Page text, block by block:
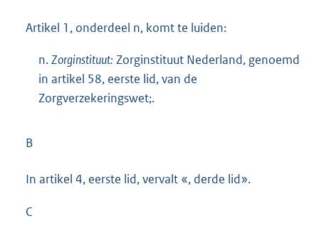
Artikel 1, onderdeel n, komt te luiden:
n.Zorginstituut: Zorginstituut Nederland, genoemd
in artikel 58, eerste lid, van de
Zorgverzekeringswet;.
B
In artikel 4, eerste lid, vervalt «, derde lid».
C